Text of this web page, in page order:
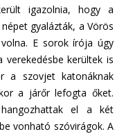
igazolnia, hogy a
gyalázták, a Vörös
E sorok írója úgy
kerültek is
a szovjet katonáknak
a járőr lefogta őket.
el a két
vonható szóvirágok. A